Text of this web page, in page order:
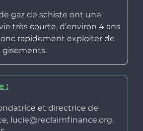
gaz de schiste ont une
très courte, d’environ 4 ans
rapidement exploiter de
gisements.
:
et directrice de
lucie@reclaimfinance.org,